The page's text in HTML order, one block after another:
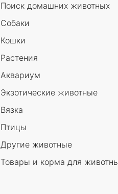
Поиск домашних животных
Собаки
Кошки
Растения
Аквариум
Экзотические животные
Вязка
Птицы
Другие животные
Товары и корма для